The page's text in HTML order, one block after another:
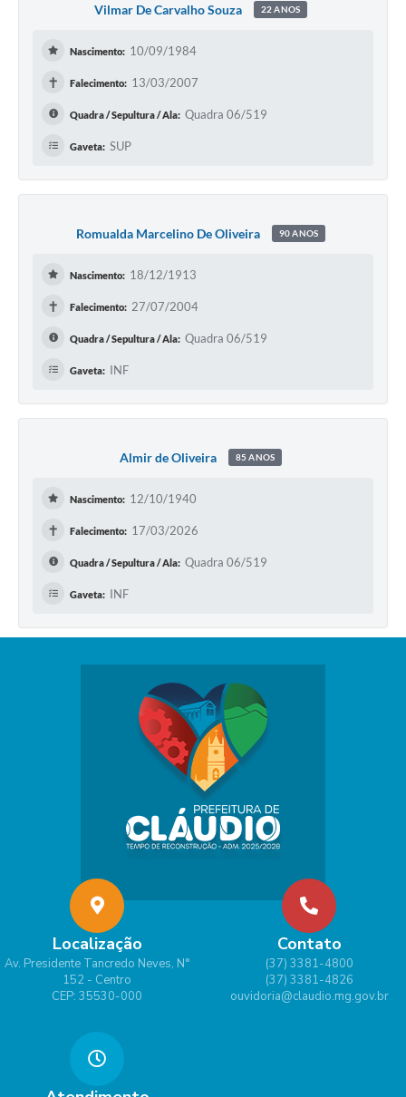
Vilmar De Carvalho Souza 22 ANOS
Nascimento: 10/09/1984
✝ Falecimento: 13/03/2007
Quadra / Sepultura / Ala: Quadra 06/519
Gaveta: SUP
Romualda Marcelino De Oliveira 90 ANOS
Nascimento: 18/12/1913
✝ Falecimento: 27/07/2004
Quadra / Sepultura / Ala: Quadra 06/519
Gaveta: INF
Almir de Oliveira 85 ANOS
Nascimento: 12/10/1940
✝ Falecimento: 17/03/2026
Quadra / Sepultura / Ala: Quadra 06/519
Gaveta: INF
Localização
Av. Presidente Tancredo Neves, N°
152 - Centro
CEP: 35530-000
Contato
(37) 3381-4800
(37) 3381-4826
ouvidoria@claudio.mg.gov.br